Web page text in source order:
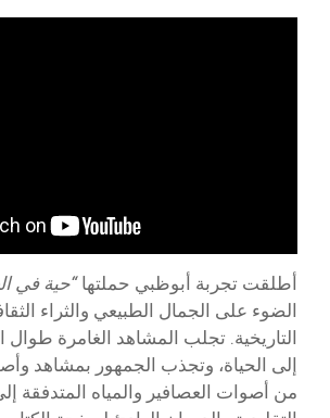
أطلقت تجربة أبوظبي حملتها“حية في
الضوء على الجمال الطبيعي والثراء
التاريخية. تجلب المشاهد الغامرة طوال
إلى الحياة، وتجذب الجمهور بمشاهد
من أصوات العصافير والمياه المتدفقة